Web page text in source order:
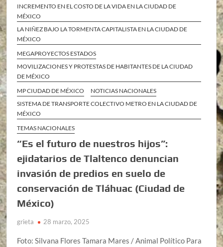
INCREMENTO EN EL COSTO DE LA VIDA EN LA CIUDAD DE
MÉXICO
LA NIÑEZ BAJO LA TORMENTA CAPITALISTA EN LA CIUDAD DE
MÉXICO
MEGAPROYECTOS ESTADOS
MOVILIZACIONES Y PROTESTAS DE HABITANTES DE LA CIUDAD
DE MÉXICO
MP CIUDAD DE MÉXICO
NOTICIAS NACIONALES
SISTEMA DE TRANSPORTE COLECTIVO METRO EN LA CIUDAD DE
MÉXICO
TEMAS NACIONALES
“Es el futuro de nuestros hijos”:
ejidatarios de Tlaltenco denuncian
invasión de predios en suelo de
conservación de Tláhuac (Ciudad de
México)
grieta 28 marzo, 2025
Foto: Silvana Flores Tamara Mares / Animal Político Para